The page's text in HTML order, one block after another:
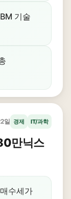
기술
일 경제 IT/과학
만닉스
수세가